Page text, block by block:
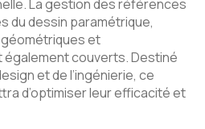
La gestion des références
du dessin paramétrique,
et
couverts. Destiné
et de l’ingénierie, ce
d’optimiser leur efficacité et